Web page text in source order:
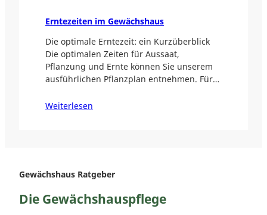
Erntezeiten im Gewächshaus
Die optimale Erntezeit: ein Kurzüberblick
Die optimalen Zeiten für Aussaat,
Pflanzung und Ernte können Sie unserem
ausführlichen Pflanzplan entnehmen. Für…
Weiterlesen
Gewächshaus Ratgeber
Die Gewächshauspflege